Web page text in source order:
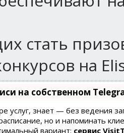
стать
на
на собственном
услуг, знает — без ведения
но и напоминать
вариант: сервис